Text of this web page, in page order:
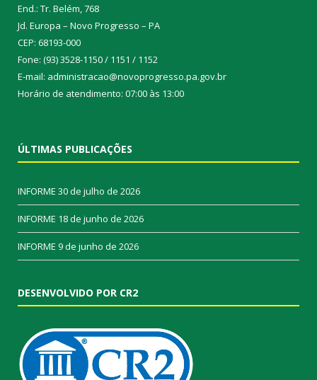
End.: Tr. Belém, 768
Jd. Europa – Novo Progresso – PA
CEP: 68193-000
Fone: (93) 3528-1150 / 1151 / 1152
E-mail: administracao@novoprogresso.pa.gov.br
Horário de atendimento: 07:00 às 13:00
ÚLTIMAS PUBLICAÇÕES
INFORME 30 de julho de 2026
INFORME 18 de junho de 2026
INFORME 9 de junho de 2026
DESENVOLVIDO POR CR2